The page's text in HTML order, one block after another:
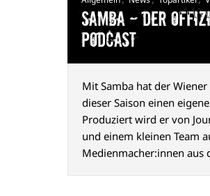
Samba — Der
Podcast
Mit Samba hat der
dieser Saison einen
Produziert wird er von
und einem kleinen Team
Medienmacher:innen aus